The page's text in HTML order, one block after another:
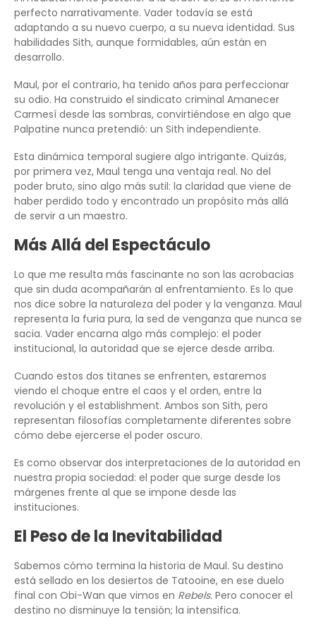
perfecto narrativamente. Vader todavía se está
adaptando a su nuevo cuerpo, a su nueva identidad. Sus
habilidades Sith, aunque formidables, aún están en
desarrollo.
Maul, por el contrario, ha tenido años para perfeccionar
su odio. Ha construido el sindicato criminal Amanecer
Carmesí desde las sombras, convirtiéndose en algo que
Palpatine nunca pretendió: un Sith independiente.
Esta dinámica temporal sugiere algo intrigante. Quizás,
por primera vez, Maul tenga una ventaja real. No del
poder bruto, sino algo más sutil: la claridad que viene de
haber perdido todo y encontrado un propósito más allá
de servir a un maestro.
Más Allá del Espectáculo
Lo que me resulta más fascinante no son las acrobacias
que sin duda acompañarán al enfrentamiento. Es lo que
nos dice sobre la naturaleza del poder y la venganza. Maul
representa la furia pura, la sed de venganza que nunca se
sacia. Vader encarna algo más complejo: el poder
institucional, la autoridad que se ejerce desde arriba.
Cuando estos dos titanes se enfrenten, estaremos
viendo el choque entre el caos y el orden, entre la
revolución y el establishment. Ambos son Sith, pero
representan filosofías completamente diferentes sobre
cómo debe ejercerse el poder oscuro.
Es como observar dos interpretaciones de la autoridad en
nuestra propia sociedad: el poder que surge desde los
márgenes frente al que se impone desde las
instituciones.
El Peso de la Inevitabilidad
Sabemos cómo termina la historia de Maul. Su destino
está sellado en los desiertos de Tatooine, en ese duelo
final con Obi-Wan que vimos en Rebels. Pero conocer el
destino no disminuye la tensión; la intensifica.